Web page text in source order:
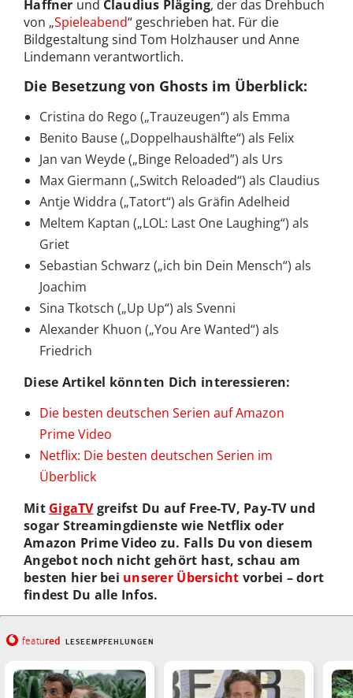
Haffner und Claudius Pläging, der das Drehbuch
von „Spieleabend“ geschrieben hat. Für die
Bildgestaltung sind Tom Holzhauser und Anne
Lindemann verantwortlich.
Die Besetzung von Ghosts im Überblick:
Cristina do Rego („Trauzeugen“) als Emma
Benito Bause („Doppelhaushälfte“) als Felix
Jan van Weyde („Binge Reloaded”) als Urs
Max Giermann („Switch Reloaded“) als Claudius
Antje Widdra („Tatort“) als Gräfin Adelheid
Meltem Kaptan („LOL: Last One Laughing“) als
Griet
Sebastian Schwarz („ich bin Dein Mensch“) als
Joachim
Sina Tkotsch („Up Up“) als Svenni
Alexander Khuon („You Are Wanted“) als
Friedrich
Diese Artikel könnten Dich interessieren:
Die besten deutschen Serien auf Amazon
Prime Video
Netflix: Die besten deutschen Serien im
Überblick
Mit GigaTVgreifst Du auf Free-TV, Pay-TV und
sogar Streamingdienste wie Netflix oder
Amazon Prime Video zu. Falls Du von diesem
Angebot noch nicht gehört hast, schau am
besten hier bei unserer Übersicht vorbei – dort
findest Du alle Infos.
featured LESEEMPFEHLUNGEN